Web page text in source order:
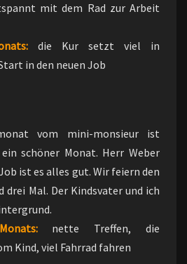
mit dem Rad zur Arbeit
die Kur setzt viel in
in den neuen Job
vom mini-monsieur ist
schöner Monat. Herr Weber
ist es alles gut. Wir feiern den
drei Mal. Der Kindsvater und ich
nette Treffen, die
Kind, viel Fahrrad fahren